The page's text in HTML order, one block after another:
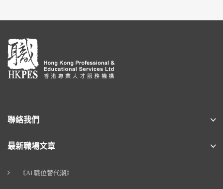
聯絡我們
最新職場文章
《AI 職位替代潮》